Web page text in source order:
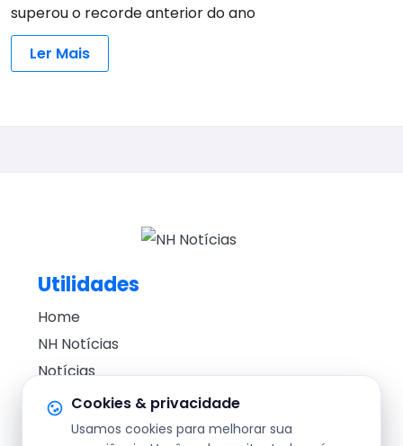
superou o recorde anterior do ano
Ler Mais
Utilidades
Home
NH Notícias
Notícias
Editorial
Segurança
Cookies & privacidade
Usamos cookies para melhorar sua